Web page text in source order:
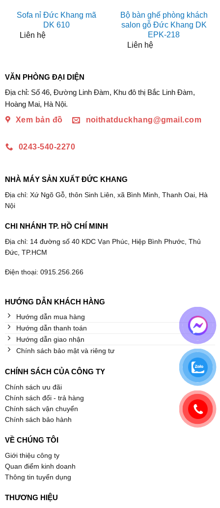
Sofa nỉ Đức Khang mã
DK 610
Liên hệ
Bộ bàn ghế phòng khách
salon gỗ Đức Khang DK
EPK-218
Liên hệ
VĂN PHÒNG ĐẠI DIỆN
Địa chỉ: Số 46, Đường Linh Đàm, Khu đô thị Bắc Linh Đàm,
Hoàng Mai, Hà Nội.
Xem bản đồ
noithatduckhang@gmail.com
0243-540-2270
NHÀ MÁY SẢN XUẤT ĐỨC KHANG
Địa chỉ: Xứ Ngõ Gỗ, thôn Sinh Liên, xã Bình Minh, Thanh Oai, Hà
Nội
CHI NHÁNH TP. HỒ CHÍ MINH
Địa chỉ: 14 đường số 40 KDC Vạn Phúc, Hiệp Bình Phước, Thủ
Đức, TP.HCM
Điện thoại: 0915.256.266
HƯỚNG DẪN KHÁCH HÀNG
Hướng dẫn mua hàng
Hướng dẫn thanh toán
Hướng dẫn giao nhận
Chính sách bảo mật và riêng tư
CHÍNH SÁCH CỦA CÔNG TY
Chính sách ưu đãi
Chính sách đổi - trả hàng
Chính sách vận chuyển
Chính sách bảo hành
VỀ CHÚNG TÔI
Giới thiệu công ty
Quan điểm kinh doanh
Thông tin tuyển dụng
THƯƠNG HIỆU